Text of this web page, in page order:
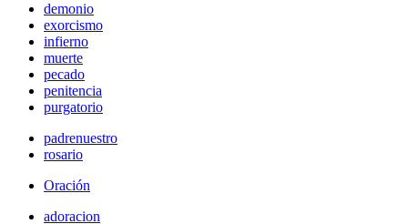
demonio
exorcismo
infierno
muerte
pecado
penitencia
purgatorio
padrenuestro
rosario
Oración
adoracion